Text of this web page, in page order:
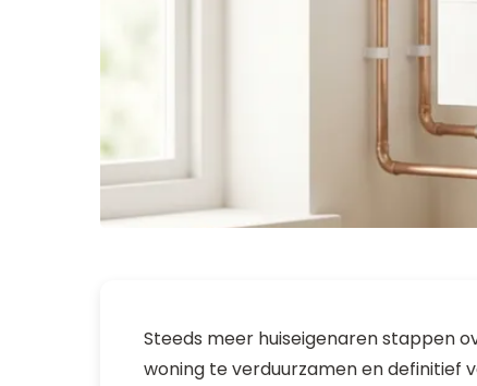
Steeds meer huiseigenaren stappen
woning te verduurzamen en definitief